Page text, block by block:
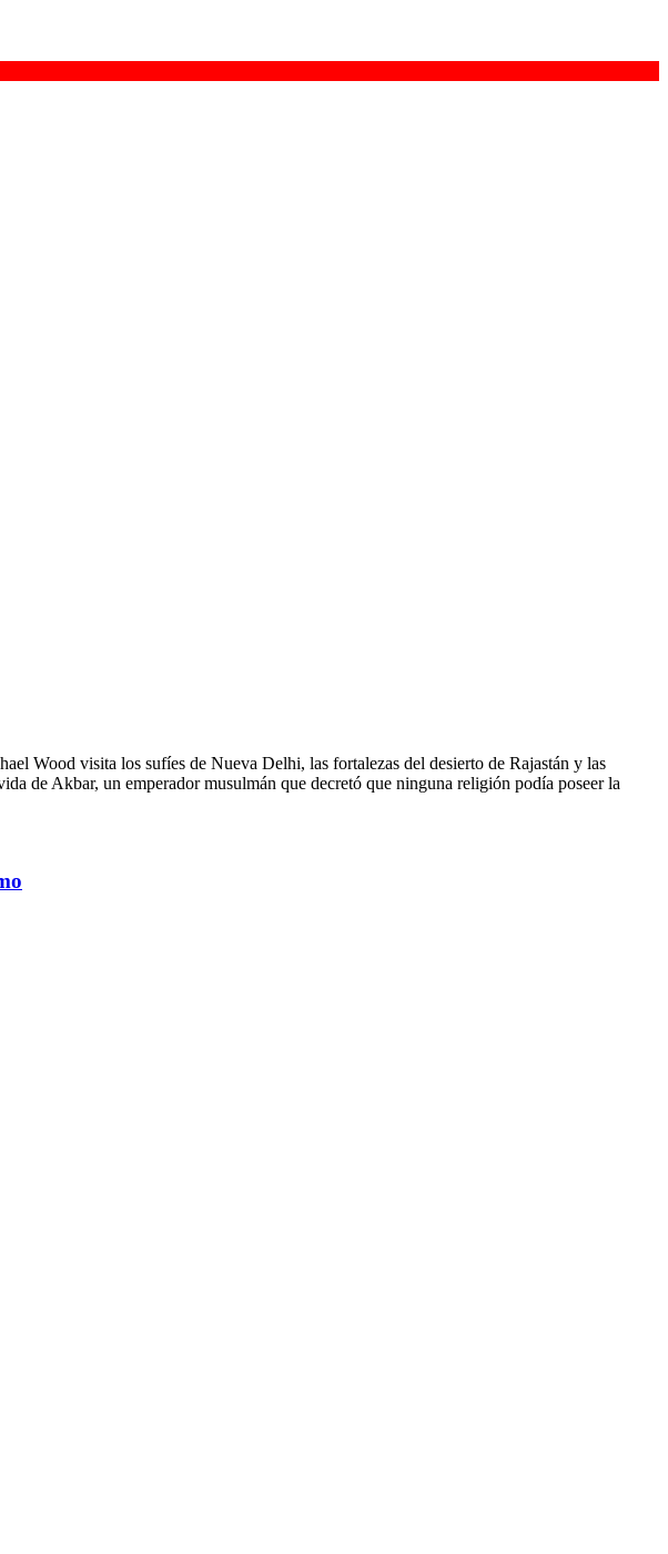
Wood visita los sufíes de Nueva Delhi, las fortalezas del desierto de Rajastán y las
de Akbar, un emperador musulmán que decretó que ninguna religión podía poseer la